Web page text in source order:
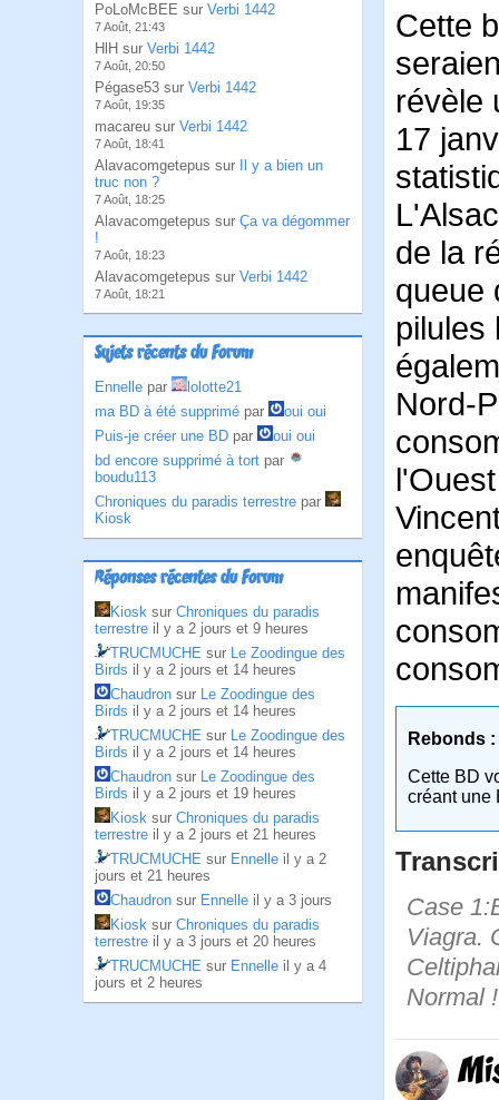
PoLoMcBEE sur Verbi 1442
7 Août, 21:43
HlH sur Verbi 1442
7 Août, 20:50
Pégase53 sur Verbi 1442
7 Août, 19:35
macareu sur Verbi 1442
7 Août, 18:41
Alavacomgetepus sur
Il y a bien un
truc non ?
7 Août, 18:25
Alavacomgetepus sur Ça va dégommer
!
7 Août, 18:23
Alavacomgetepus sur Verbi 1442
7 Août, 18:21
Sujets récents du Forum
Ennelle par
lolotte21
ma BD à été supprimé par
oui oui
Puis-je créer une BD par
oui oui
bd encore supprimé à tort par
boudu113
Chroniques du paradis terrestre par
Kiosk
Réponses récentes du Forum
Kiosk sur Chroniques du paradis
terrestre il y a 2 jours et 9 heures
TRUCMUCHE sur Le Zoodingue des
Birds il y a 2 jours et 14 heures
Chaudron sur Le Zoodingue des
Birds il y a 2 jours et 14 heures
TRUCMUCHE sur Le Zoodingue des
Birds il y a 2 jours et 14 heures
Chaudron sur Le Zoodingue des
Birds il y a 2 jours et 19 heures
Kiosk sur Chroniques du paradis
terrestre il y a 2 jours et 21 heures
TRUCMUCHE sur Ennelle il y a 2
jours et 21 heures
Chaudron sur Ennelle il y a 3 jours
Kiosk sur Chroniques du paradis
terrestre il y a 3 jours et 20 heures
TRUCMUCHE sur Ennelle il y a 4
jours et 2 heures
Cette
révèle
17
de la
queue
pilules
Nord-
Rebonds :
Cette BD
créant une
Case
Viagra.
Normal